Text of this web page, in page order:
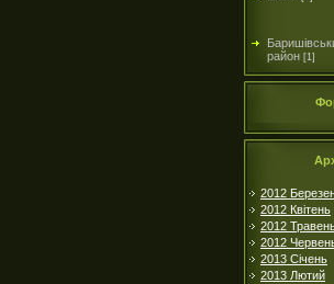
район [1]
2012
2012 Квітень
2012
2012
2013 Січень
2013 Лютий